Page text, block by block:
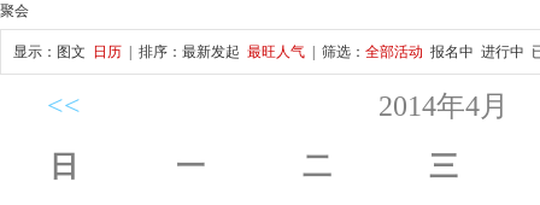
聚会
显示： 图文 日历 | 排序： 最新发起 最旺人气 | 筛选： 全部活动 报名中 进行中
<<
2014年4月
日
一 二 三